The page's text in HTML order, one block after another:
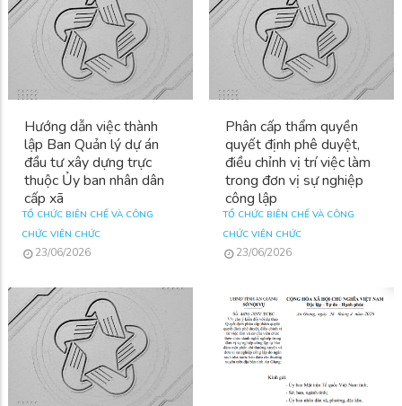
Hướng dẫn việc thành
lập Ban Quản lý dự án
đầu tư xây dựng trực
thuộc Ủy ban nhân dân
cấp xã
TỔ CHỨC BIÊN CHẾ VÀ CÔNG
CHỨC VIÊN CHỨC
23/06/2026
Phân cấp thẩm quyền
quyết định phê duyệt,
điều chỉnh vị trí việc làm
trong đơn vị sự nghiệp
công lập
TỔ CHỨC BIÊN CHẾ VÀ CÔNG
CHỨC VIÊN CHỨC
23/06/2026